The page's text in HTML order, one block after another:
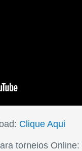
Clique Aqui
torneios Online: